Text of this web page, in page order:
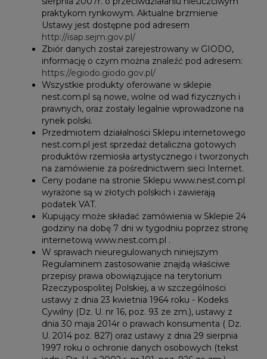
praktykom rynkowym. Aktualne brzmienie
Ustawy jest dostępne pod adresem
http://isap.sejm.gov.pl/
Zbiór danych został zarejestrowany w GIODO,
informację o czym można znaleźć pod adresem:
https://egiodo.giodo.gov.pl/
Wszystkie produkty oferowane w sklepie
nest.com.pl są nowe, wolne od wad fizycznych i
prawnych, oraz zostały legalnie wprowadzone na
rynek polski.
Przedmiotem działalności Sklepu internetowego
nest.com.pl jest sprzedaż detaliczna gotowych
produktów rzemiosła artystycznego i tworzonych
na zamówienie za pośrednictwem sieci Internet.
Ceny podane na stronie Sklepu www.nest.com.pl
wyrażone są w złotych polskich i zawierają
podatek VAT.
Kupujący może składać zamówienia w Sklepie 24
godziny na dobę 7 dni w tygodniu poprzez stronę
internetową www.nest.com.pl .
W sprawach nieuregulowanych niniejszym
Regulaminem zastosowanie znajdą właściwe
przepisy prawa obowiązujące na terytorium
Rzeczypospolitej Polskiej, a w szczególności
ustawy z dnia 23 kwietnia 1964 roku - Kodeks
Cywilny (Dz. U. nr 16, poz. 93 ze zm.), ustawy z
dnia 30 maja 2014r o prawach konsumenta ( Dz.
U. 2014 poz. 827) oraz ustawy z dnia 29 sierpnia
1997 roku o ochronie danych osobowych (tekst